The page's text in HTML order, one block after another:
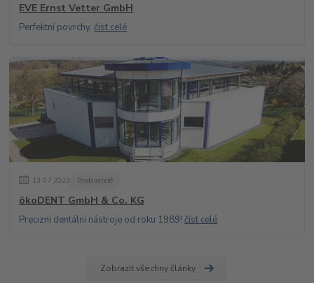
EVE Ernst Vetter GmbH
Perfektní povrchy.číst celé
13.07.2023 Dodavatelé
ökoDENT GmbH & Co. KG
Precizní dentální nástroje od roku 1989!číst celé
Zobrazit všechny články